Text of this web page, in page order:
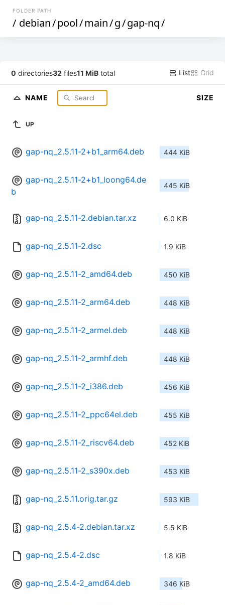
FOLDER PATH
/ debian/pool/main/g/gap-nq/
0 directories32 files11 MiB total List Grid
NAME SIZE
UP
gap-nq_2.5.11-2+b1_arm64.deb 444 KiB
gap-nq_2.5.11-2+b1_loong64.de
b
445 KiB
gap-nq_2.5.11-2.debian.tar.xz 6.0 KiB
gap-nq_2.5.11-2.dsc 1.9 KiB
gap-nq_2.5.11-2_amd64.deb 450 KiB
gap-nq_2.5.11-2_arm64.deb 448 KiB
gap-nq_2.5.11-2_armel.deb 448 KiB
gap-nq_2.5.11-2_armhf.deb 448 KiB
gap-nq_2.5.11-2_i386.deb 456 KiB
gap-nq_2.5.11-2_ppc64el.deb 455 KiB
gap-nq_2.5.11-2_riscv64.deb 452 KiB
gap-nq_2.5.11-2_s390x.deb 453 KiB
gap-nq_2.5.11.orig.tar.gz 593 KiB
gap-nq_2.5.4-2.debian.tar.xz 5.5 KiB
gap-nq_2.5.4-2.dsc 1.8 KiB
gap-nq_2.5.4-2_amd64.deb 346 KiB